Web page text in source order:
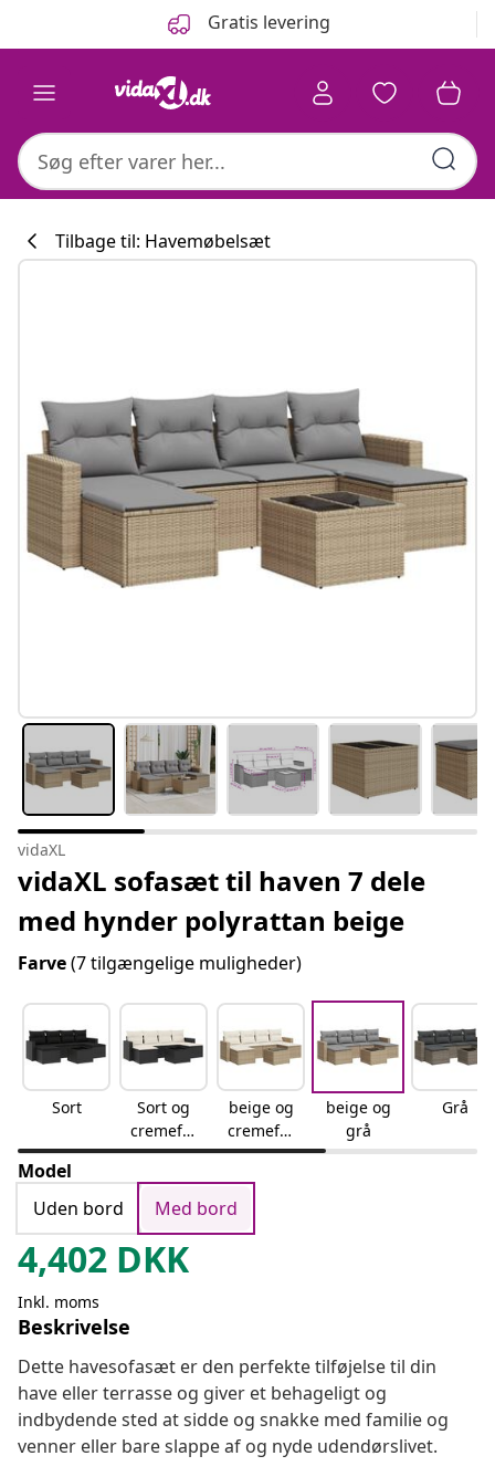
Gratis levering
#sharemevidaxl
Tilbage til: Havemøbelsæt
vidaXL
vidaXL sofasæt til haven 7 dele
med hynder polyrattan beige
Farve(7 tilgængelige muligheder)
Sort
Sort og
cremefar
vet
beige og
cremefar
vet
beige og
grå
Grå
Model
Uden bord
Med bord
4,402 DKK
Inkl. moms
Beskrivelse
Dette havesofasæt er den perfekte tilføjelse til din
have eller terrasse og giver et behageligt og
indbydende sted at sidde og snakke med familie og
venner eller bare slappe af og nyde udendørslivet.